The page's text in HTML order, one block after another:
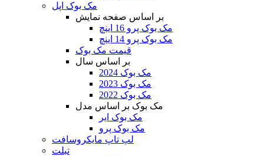
مک بوک اپل
بر اساس صفحه نمایش
مک بوک پرو 16 اینچ
مک بوک پرو 14 اینچ
قیمت مک بوک
بر اساس سال
مک بوک 2024
مک بوک 2023
مک بوک 2022
مک بوک بر اساس مدل
مک بوک ایر
مک بوک پرو
لپ تاپ مایکروسافت
تبلت